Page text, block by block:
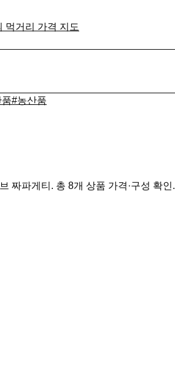
먹거리 가격 지도
#농산품
짜파게티. 총 8개 상품 가격·구성 확인.